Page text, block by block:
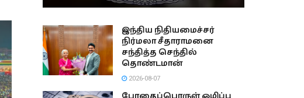
இந்திய நிதியமைச்சர்
நிர்மலா சீதாராமனை
சந்தித்த செந்தில்
தொண்டமான்
2026-08-07